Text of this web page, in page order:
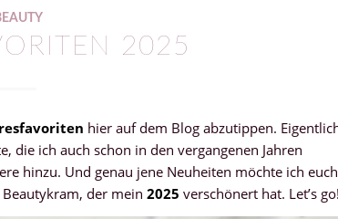
2025
hier auf dem Blog abzutippen.
die ich auch schon in den vergangenen Jahren
hinzu. Und genau jene Neuheiten möchte ich euch
der mein 2025 verschönert hat. Let’s